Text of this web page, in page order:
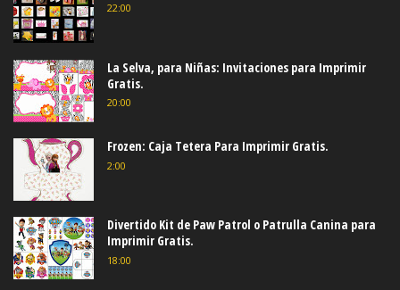
22:00
La Selva, para Niñas: Invitaciones para Imprimir
Gratis.
20:00
Frozen: Caja Tetera Para Imprimir Gratis.
2:00
Divertido Kit de Paw Patrol o Patrulla Canina para
Imprimir Gratis.
18:00